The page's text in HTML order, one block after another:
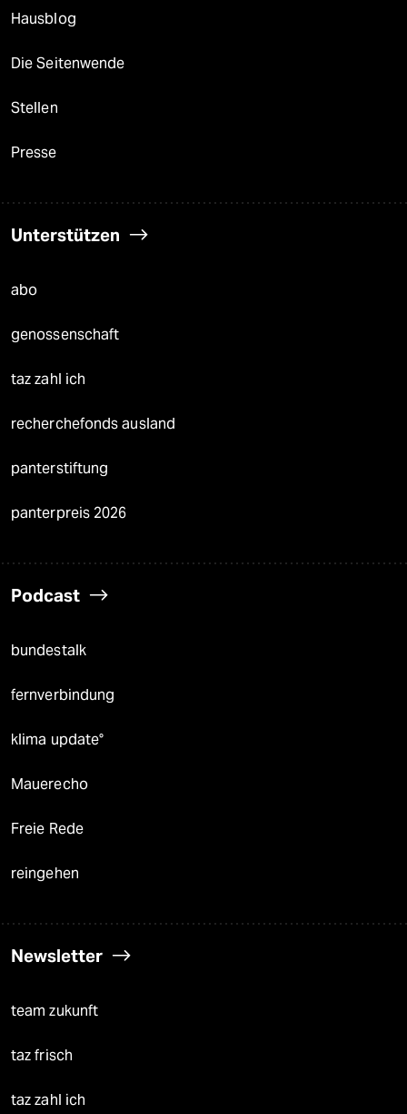
Hausblog
Die Seitenwende
Stellen
Presse
Unterstützen
abo
genossenschaft
taz zahl ich
recherchefonds ausland
panterstiftung
panterpreis 2026
Podcast
bundestalk
fernverbindung
klima update°
Mauerecho
Freie Rede
reingehen
Newsletter
team zukunft
taz frisch
taz zahl ich